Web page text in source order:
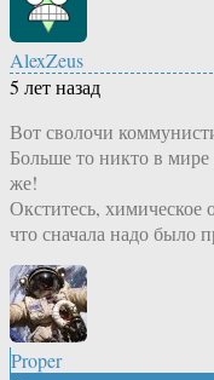
AlexZeus
5 лет назад
Вот сволочи
Больше то никто в
же!
Окститесь, химическое
что сначала надо было
Proper